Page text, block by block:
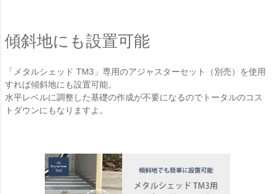
傾斜地にも設置可能
「メタルシェッド TM3」専用のアジャスターセット（別売）を使用
すれば傾斜地にも設置可能。
水平レベルに調整した基礎の作成が不要になるのでトータルのコス
トダウンにもなりますよ。